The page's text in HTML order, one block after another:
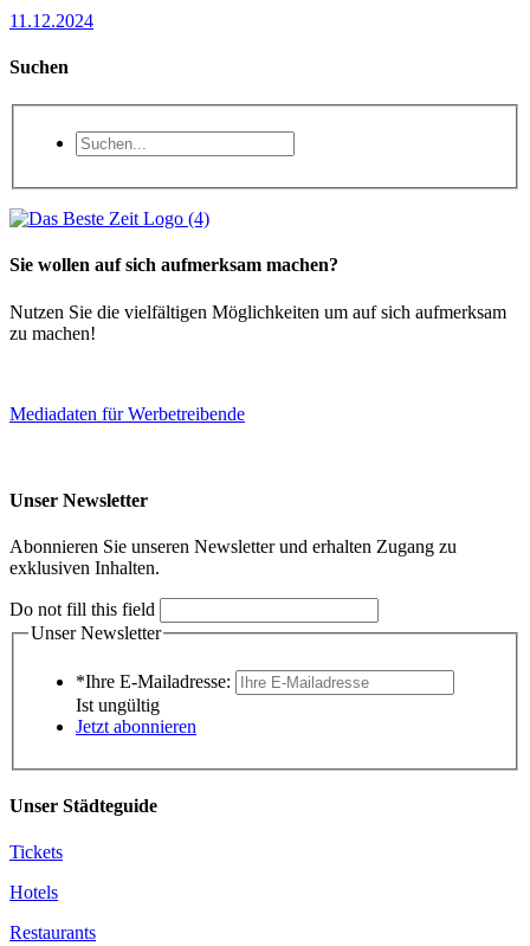
11.12.2024
Suchen
Sie wollen auf sich aufmerksam machen?
Nutzen Sie die vielfältigen Möglichkeiten um auf sich aufmerksam
zu machen!
Mediadaten für Werbetreibende
Unser Newsletter
Abonnieren Sie unseren Newsletter und erhalten Zugang zu
exklusiven Inhalten.
Do not fill this field
Unser Newsletter
*Ihre E-Mailadresse:
Ist ungültig
Jetzt abonnieren
Unser Städteguide
Tickets
Hotels
Restaurants